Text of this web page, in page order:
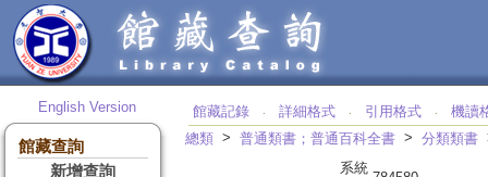
English Version
館藏查詢
新增查詢
館藏記錄 ‧ 詳細格式 ‧ 引用格式 ‧
機讀
總類 > 普通類書；普通百科全書 > 分類類書
系統